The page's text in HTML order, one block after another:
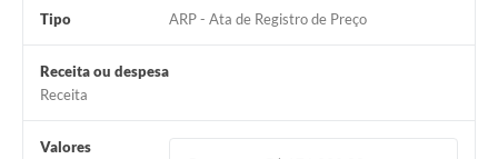
SIC
Diário Oficial
Tipo ARP - Ata de Registro de Preço
Receita ou despesa
Receita
Valores